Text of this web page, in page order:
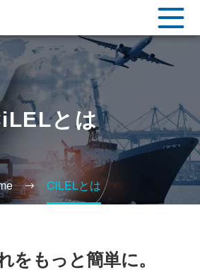
とは
CiLELとは
をもっと簡単に。